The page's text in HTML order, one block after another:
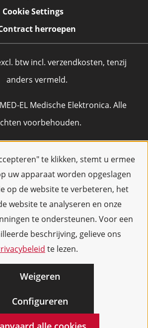
te klikken, stemt u ermee
uw apparaat worden opgeslagen
op de website te verbeteren, het
website te analyseren en onze
te ondersteunen. Voor een
beschrijving, gelieve ons
te lezen.
Weigeren
Configureren
Cookie Settings
herroepen
btw incl. verzendkosten, tenzij
anders vermeld.
EL Medische Elektronica. Alle
voorbehouden.